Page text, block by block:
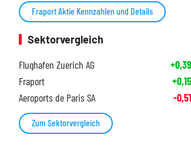
Fraport Aktie Kennzahlen und Details
Sektorvergleich
Flughafen Zuerich AG
+0,39
Fraport +0,15
Aeroports de Paris SA -0,51
Zum Sektorvergleich